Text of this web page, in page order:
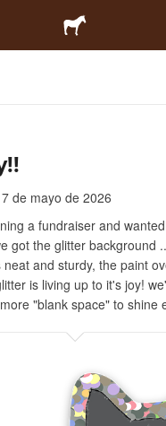
7 de mayo de 2026
a fundraiser and
got the glitter background
neat and sturdy, the paint
is living up to it's joy!
"blank space" to shine